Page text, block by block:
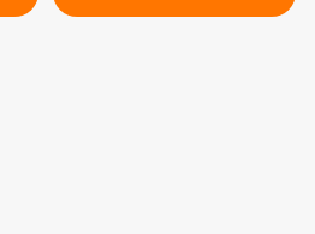
mélancolique >